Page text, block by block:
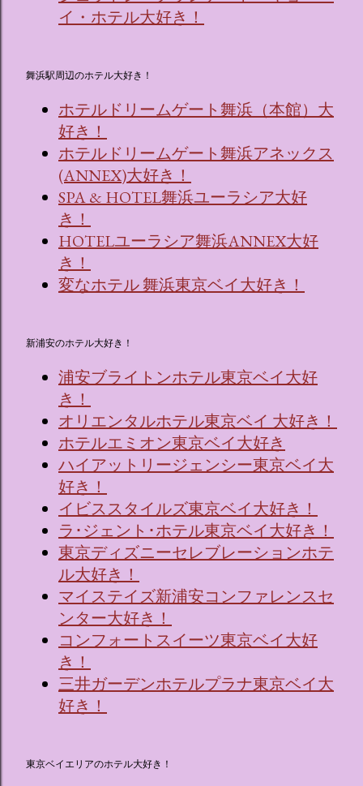
イ・ホテル大好き！
舞浜駅周辺のホテル大好き！
ホテルドリームゲート舞浜（本館）大
好き！
ホテルドリームゲート舞浜アネックス
(ANNEX)大好き！
SPA & HOTEL舞浜ユーラシア大好
き！
HOTELユーラシア舞浜ANNEX大好
き！
変なホテル 舞浜東京ベイ大好き！
新浦安のホテル大好き！
浦安ブライトンホテル東京ベイ大好
き！
オリエンタルホテル東京ベイ 大好き！
ホテルエミオン東京ベイ大好き
ハイアットリージェンシー東京ベイ大
好き！
イビススタイルズ東京ベイ大好き！
ラ･ジェント･ホテル東京ベイ大好き！
東京ディズニーセレブレーションホテ
ル大好き！
マイステイズ新浦安コンファレンスセ
ンター大好き！
コンフォートスイーツ東京ベイ大好
き！
三井ガーデンホテルプラナ東京ベイ大
好き！
東京ベイエリアのホテル大好き！